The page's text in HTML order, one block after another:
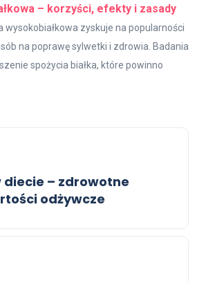
– korzyści, efekty i zasady
wysokobiałkowa zyskuje na popularności
na poprawę sylwetki i zdrowia. Badania
spożycia białka, które powinno
diecie – zdrowotne
odżywcze